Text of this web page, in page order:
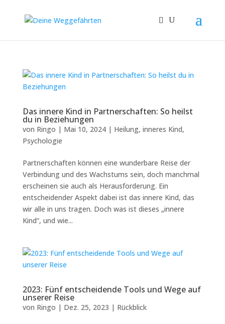
Das innere Kind in Partnerschaften: So heilst
du in Beziehungen
von Ringo | Mai 10, 2024| Heilung, inneres Kind,
Psychologie
Partnerschaften können eine wunderbare Reise der
Verbindung und des Wachstums sein, doch manchmal
erscheinen sie auch als Herausforderung. Ein
entscheidender Aspekt dabei ist das innere Kind, das
wir alle in uns tragen. Doch was ist dieses „innere
Kind“, und wie...
2023: Fünf entscheidende Tools und Wege auf
unserer Reise
von Ringo | Dez. 25, 2023 | Rückblick